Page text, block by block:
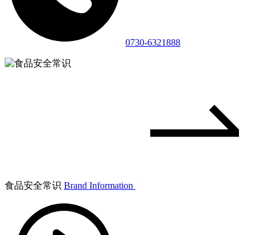
0730-6321888
食品安全常识 Brand Information